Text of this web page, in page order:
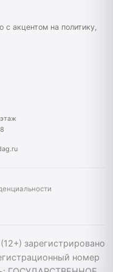
с акцентом на политику,
зарегистрировано
номер